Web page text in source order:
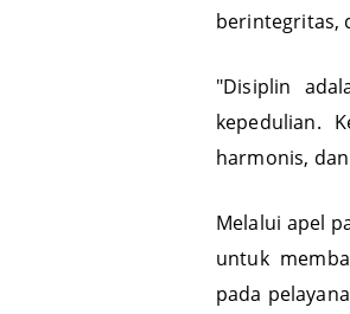
berintegritas,
"Disiplin
kepedulian.
harmonis,
Melalui apel
untuk
pada